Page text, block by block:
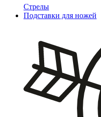
Стрелы
Подставки для ножей